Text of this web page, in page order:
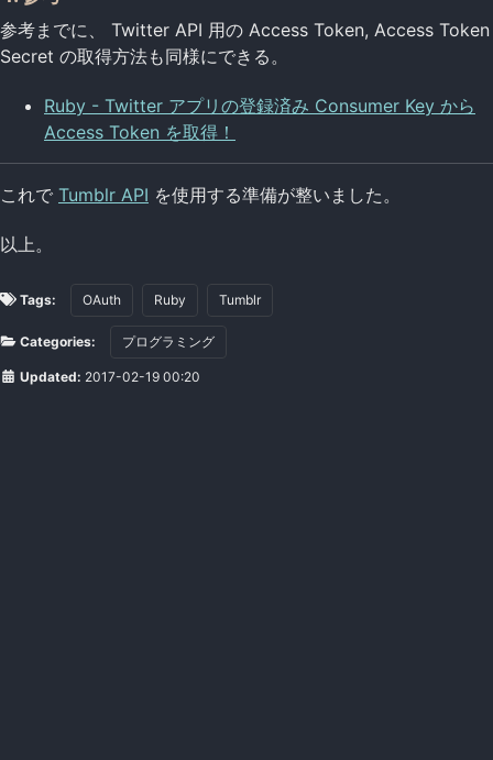
参考までに、 Twitter API 用の Access Token, Access Token
Secret の取得方法も同様にできる。
Ruby - Twitter アプリの登録済み Consumer Key から
Access Token を取得！
これで Tumblr API を使用する準備が整いました。
以上。
Tags: OAuth Ruby Tumblr
Categories: プログラミング
Updated: 2017-02-19 00:20